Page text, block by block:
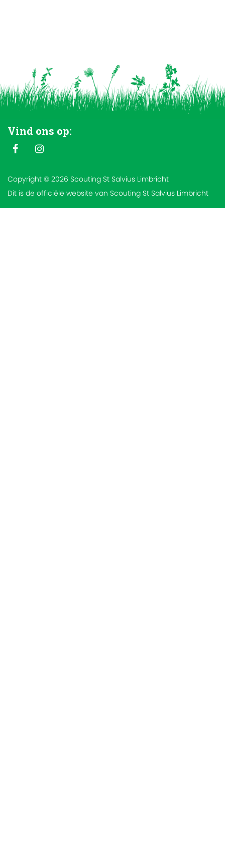
Vind ons op:
Copyright © 2026 Scouting St Salvius Limbricht
Dit is de officiële website van Scouting St Salvius Limbricht